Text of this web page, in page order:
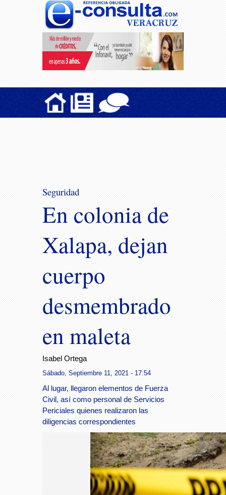
Seguridad
En colonia de
Xalapa, dejan
cuerpo
desmembrado
en maleta
Isabel Ortega
Sábado, Septiembre 11, 2021 - 17:54
Al lugar, llegaron elementos de Fuerza
Civil, así como personal de Servicios
Periciales quienes realizaron las
diligencias correspondientes